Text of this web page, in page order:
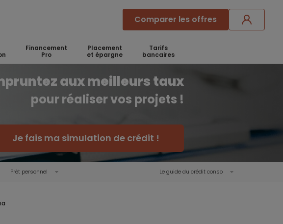
Comparer les offres
Financement
Pro
Placement
et épargne
Tarifs
bancaires
aux meilleurs taux
pour réaliser vos projets !
Je fais ma simulation de crédit !
Prêt personnel Le guide du crédit conso